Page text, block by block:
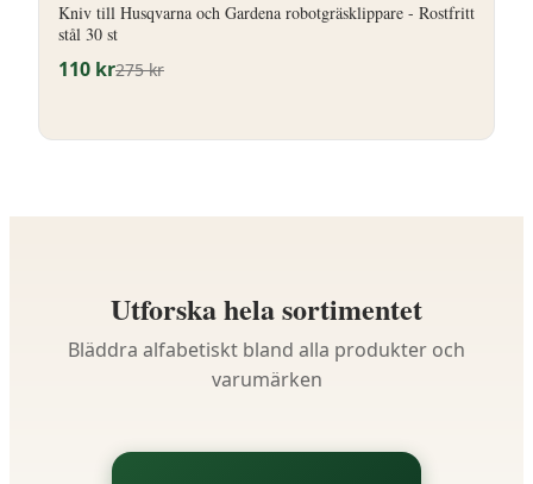
Kniv till Husqvarna och Gardena robotgräsklippare - Rostfritt
stål 30 st
110 kr275kr
Utforska hela sortimentet
Bläddra alfabetiskt bland alla produkter och
varumärken